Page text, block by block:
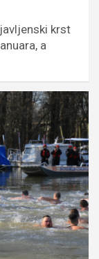
krst
a